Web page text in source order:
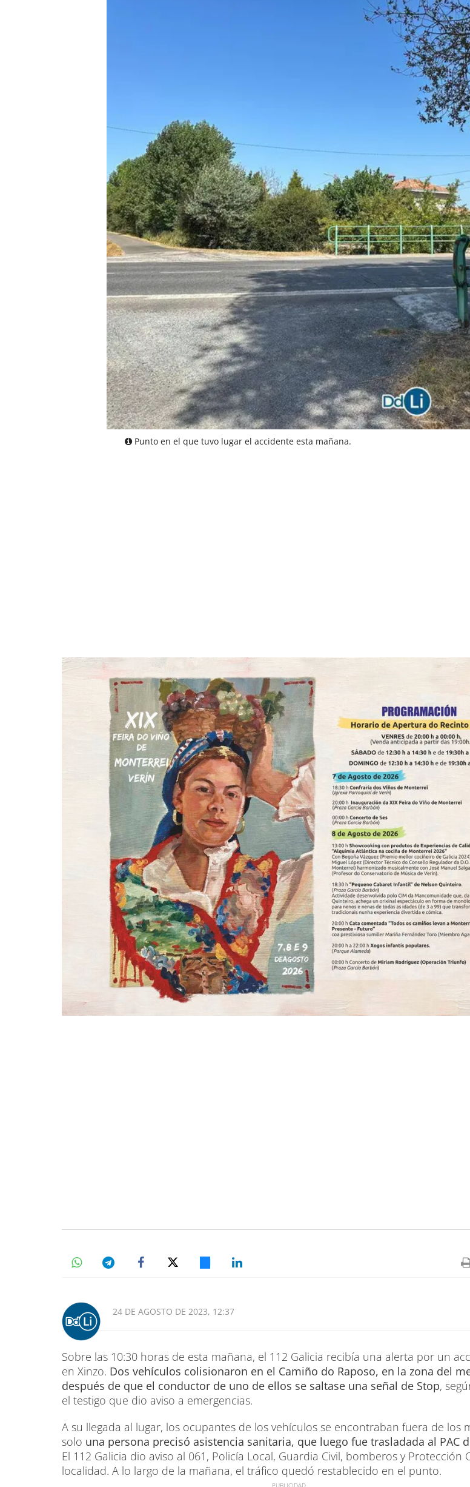
Punto en el que tuvo lugar el accidente esta mañana.
24 DE AGOSTO DE 2023, 12:37
Sobre las 10:30 horas de esta mañana, el 112 Galicia recibía una alerta por un
en Xinzo. Dos vehículos colisionaron en el Camiño do Raposo, en la zona del
después de que el conductor de uno de ellos se saltase una señal de Stop,
el testigo que dio aviso a emergencias.
A su llegada al lugar, los ocupantes de los vehículos se encontraban fuera de los
solo una persona precisó asistencia sanitaria, que luego fue trasladada al PAC
El 112 Galicia dio aviso al 061, Policía Local, Guardia Civil, bomberos y Protección
localidad. A lo largo de la mañana, el tráfico quedó restablecido en el punto.